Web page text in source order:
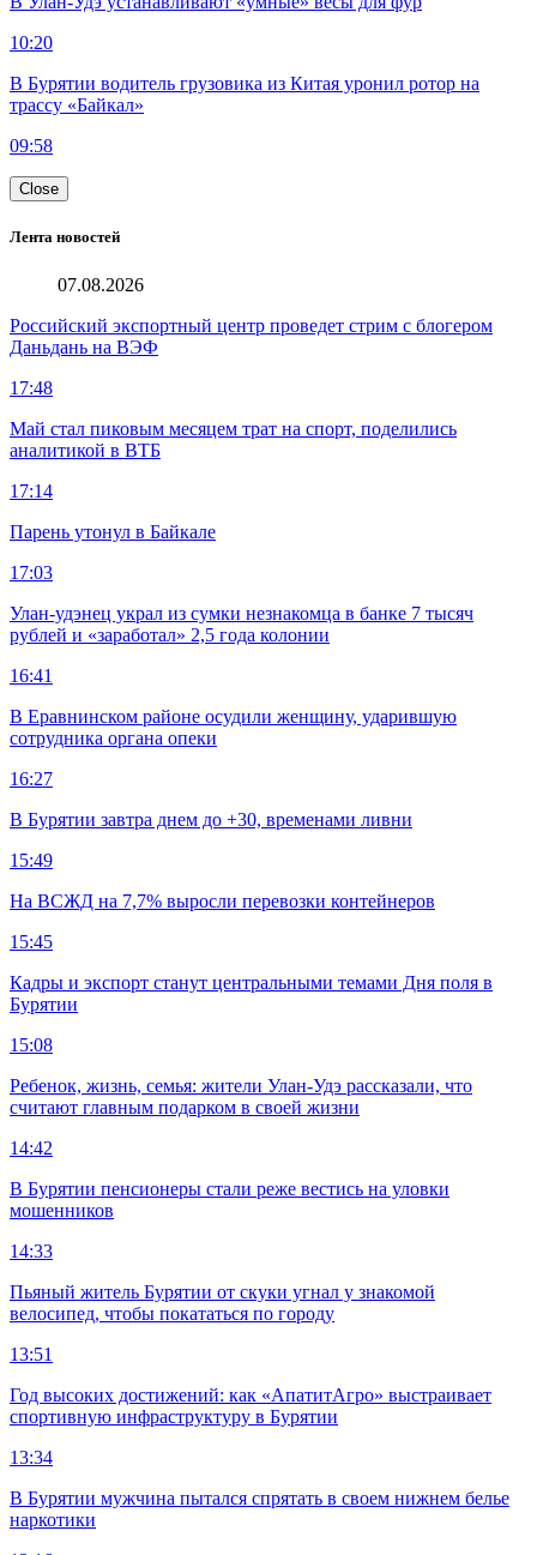
10:20
В Бурятии водитель грузовика из Китая уронил ротор на
трассу «Байкал»
09:58
Close
Лента новостей
07.08.2026
Российский экспортный центр проведет стрим с блогером
Даньдань на ВЭФ
17:48
Май стал пиковым месяцем трат на спорт, поделились
аналитикой в ВТБ
17:14
Парень утонул в Байкале
17:03
Улан-удэнец украл из сумки незнакомца в банке 7 тысяч
рублей и «заработал» 2,5 года колонии
16:41
В Еравнинском районе осудили женщину, ударившую
сотрудника органа опеки
16:27
В Бурятии завтра днем до +30, временами ливни
15:49
На ВСЖД на 7,7% выросли перевозки контейнеров
15:45
Кадры и экспорт станут центральными темами Дня поля в
Бурятии
15:08
Ребенок, жизнь, семья: жители Улан-Удэ рассказали, что
считают главным подарком в своей жизни
14:42
В Бурятии пенсионеры стали реже вестись на уловки
мошенников
14:33
Пьяный житель Бурятии от скуки угнал у знакомой
велосипед, чтобы покататься по городу
13:51
Год высоких достижений: как «АпатитАгро» выстраивает
спортивную инфраструктуру в Бурятии
13:34
В Бурятии мужчина пытался спрятать в своем нижнем белье
наркотики